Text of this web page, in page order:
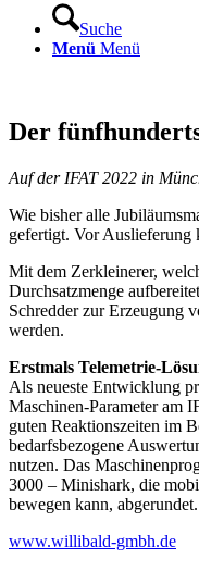
Suche
Menü Menü
Der
Auf der IFAT 2022 in
Wie bisher alle
gefertigt. Vor Auslieferung
Mit dem Zerkleinerer,
Durchsatzmenge
Schredder zur Erzeugung
werden.
Erstmals Telemetrie-
Als neueste Entwicklung
Maschinen-Parameter am
guten Reaktionszeiten im
bedarfsbezogene
nutzen. Das
3000 – Minishark, die
bewegen kann, abgerundet.
www.willibald-gmbh.de